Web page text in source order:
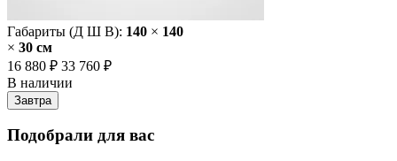
Габариты (Д Ш В): 140 × 140
× 30 cм
16 880 ₽ 33 760 ₽
В наличии
Завтра
Подобрали для вас